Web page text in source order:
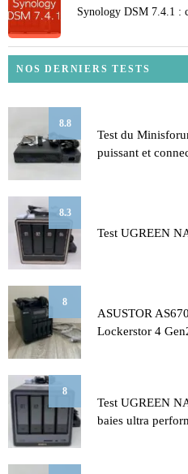
Synology DSM 7.4.1 :
NOS DERNIERS TESTS
8.8
Test du
puissant et
8.3
Test UGREEN
8
ASUSTOR
Lockerstor 4
8
Test UGREEN
baies ultra